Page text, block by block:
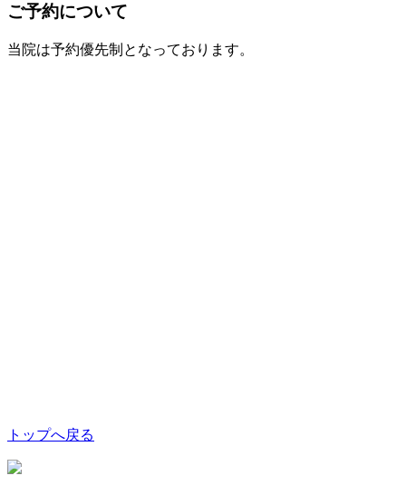
ご予約について
当院は予約優先制となっております。
トップへ戻る